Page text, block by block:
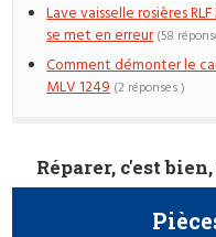
Lave vaisselle rosières
se met en erreur (58
Comment démonter le
MLV 1249 (2 réponses )
Réparer, c'est